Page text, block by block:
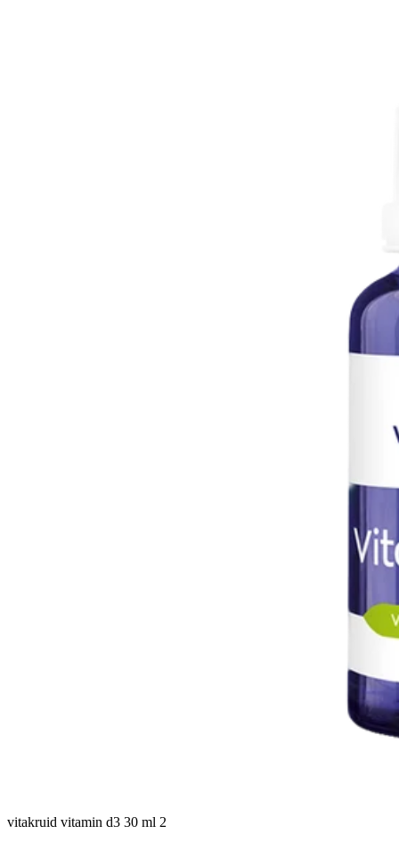
vitakruid vitamin d3 30 ml 2